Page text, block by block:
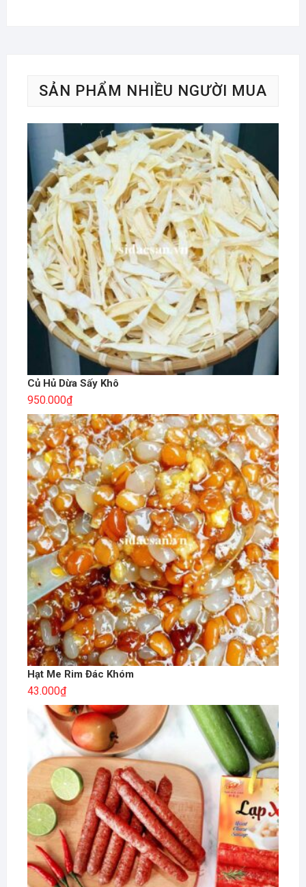
SẢN PHẨM NHIỀU NGƯỜI MUA
Củ Hủ Dừa Sấy Khô
950.000₫
Hạt Me Rim Đác Khóm
43.000₫